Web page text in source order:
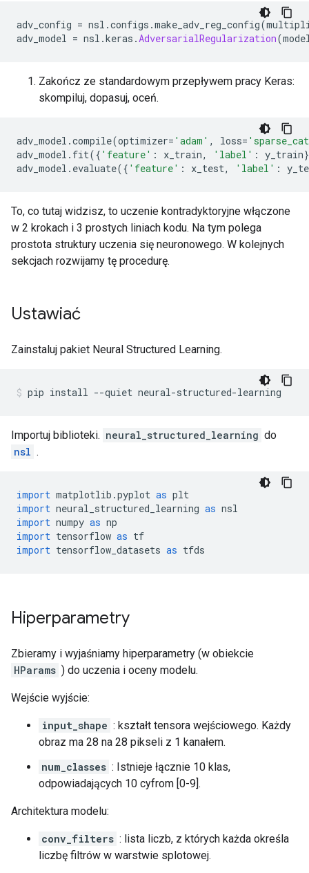
adv_config = nsl .configs .make_adv_reg_config(
adv_model = nsl .keras .AdversarialRegularization(
Zakończ ze standardowym przepływem pracy Keras:
skompiluj, dopasuj, oceń.
adv_model .compile(optimizer= 'adam' , loss=
adv_model . fit({ 'feature' : x_train, 'label' : y_train
adv_model . evaluate({ 'feature' : x_test, 'label' :
To, co tutaj widzisz, to uczenie kontradyktoryjne włączone
w 2 krokach i 3 prostych liniach kodu. Na tym polega
prostota struktury uczenia się neuronowego. W kolejnych
sekcjach rozwijamy tę procedurę.
Ustawiać
Zainstaluj pakiet Neural Structured Learning.
pip install --quiet neural-structured-learning
Importuj biblioteki. neural_structured_learning do
nsl .
import matplotlib .pyplot as plt
import neural_structured_learning as nsl
import numpy as np
import tensorflow as tf
import tensorflow_datasets as tfds
Hiperparametry
Zbieramy i wyjaśniamy hiperparametry (w obiekcie
HParams ) do uczenia i oceny modelu.
Wejście wyjście:
input_shape : kształt tensora wejściowego. Każdy
obraz ma 28 na 28 pikseli z 1 kanałem.
num_classes : Istnieje łącznie 10 klas,
odpowiadających 10 cyfrom [0-9].
Architektura modelu:
conv_filters : lista liczb, z których każda określa
liczbę filtrów w warstwie splotowej.